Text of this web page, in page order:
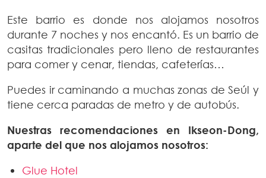
Este barrio es donde nos alojamos nosotros
durante 7 noches y nos encantó. Es un barrio de
casitas tradicionales pero lleno de restaurantes
para comer y cenar, tiendas, cafeterías…
Puedes ir caminando a muchas zonas de Seúl y
tiene cerca paradas de metro y de autobús.
Nuestras recomendaciones en Ikseon-Dong,
aparte del que nos alojamos nosotros:
Glue Hotel